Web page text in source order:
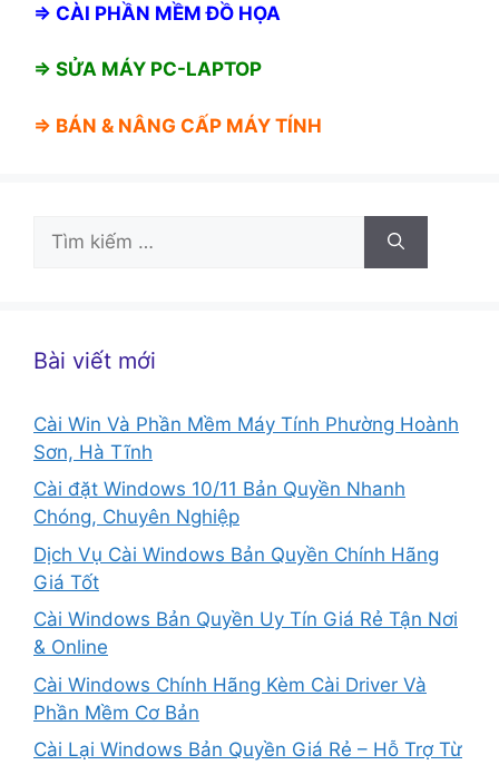
⇒ CÀI PHẦN MỀM ĐỒ HỌA
⇒ SỬA MÁY PC-LAPTOP
⇒ BÁN & NÂNG CẤP MÁY TÍNH
Tìm
kiếm
Bài viết mới
Cài Win Và Phần Mềm Máy Tính Phường Hoành
Sơn, Hà Tĩnh
Cài đặt Windows 10/11 Bản Quyền Nhanh
Chóng, Chuyên Nghiệp
Dịch Vụ Cài Windows Bản Quyền Chính Hãng
Giá Tốt
Cài Windows Bản Quyền Uy Tín Giá Rẻ Tận Nơi
& Online
Cài Windows Chính Hãng Kèm Cài Driver Và
Phần Mềm Cơ Bản
Cài Lại Windows Bản Quyền Giá Rẻ – Hỗ Trợ Từ